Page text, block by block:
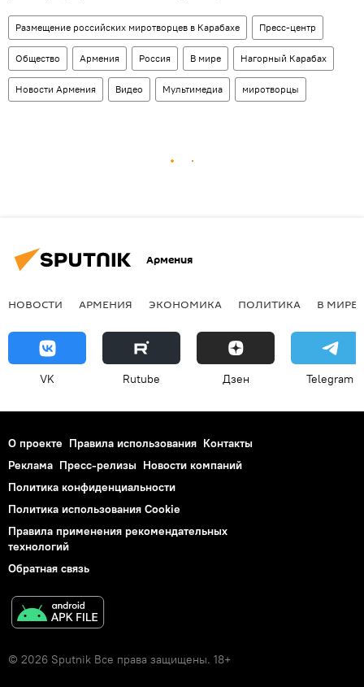
Размещение российских миротворцев в Карабахе Пресс-центр
Общество Армения Россия В мире Нагорный Карабах
Новости Армения Видео Мультимедиа миротворцы
Армения
НОВОСТИ АРМЕНИЯ ЭКОНОМИКА ПОЛИТИКА В МИРЕ
VK Rutube Дзен Telegram
О проекте Правила использования Контакты
Реклама Пресс-релизы Новости компаний
Политика конфиденциальности
Политика использования Cookie
Правила применения рекомендательных
технологий
Обратная связь
© 2026 Sputnik Все права защищены. 18+